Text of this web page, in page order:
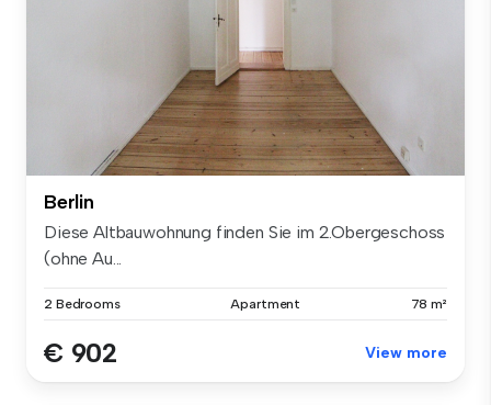
Berlin
Diese Altbauwohnung finden Sie im 2.Obergeschoss
(ohne Au...
2 Bedrooms Apartment 78 m²
€ 902 View more